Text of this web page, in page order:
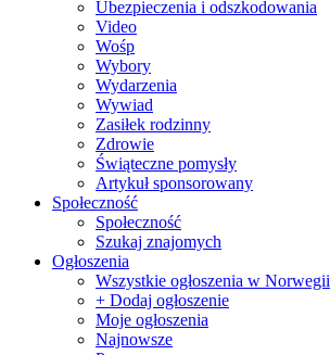
Ubezpieczenia i odszkodowania
Video
Wośp
Wybory
Wydarzenia
Wywiad
Zasiłek rodzinny
Zdrowie
Świąteczne pomysły
Artykuł sponsorowany
Społeczność
Społeczność
Szukaj znajomych
Ogłoszenia
Wszystkie ogłoszenia w Norwegii
+ Dodaj ogłoszenie
Moje ogłoszenia
Najnowsze